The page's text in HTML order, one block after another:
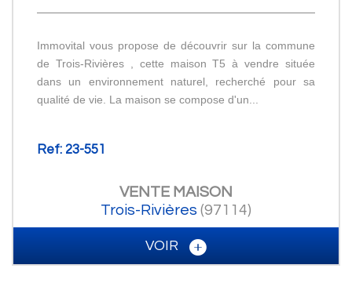
Immovital vous propose de découvrir sur la commune
de Trois‑Rivières , cette maison T5 à vendre située
dans un environnement naturel, recherché pour sa
qualité de vie. La maison se compose d'un...
Ref: 23-551
VENTE MAISON
Trois-Rivières (97114)
VOIR